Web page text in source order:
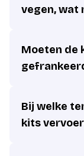
vegen, wat
Moeten de
Bij welke
kits